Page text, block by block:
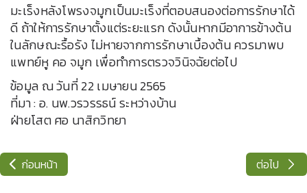
มะเร็งหลังโพรงจมูกเป็นมะเร็งที่ตอบสนองต่อการรักษาได้
ดี ถ้าให้การรักษาตั้งแต่ระยะแรก ดังนั้นหากมีอาการข้างต้น
ในลักษณะรื้อรัง ไม่หายจากการรักษาเบื้องต้น ควรมาพบ
แพทย์หู คอ จมูก เพื่อทำการตรวจวินิจฉัยต่อไป
ข้อมูล ณ วันที่ 22 เมษายน 2565
ที่มา : อ. นพ.วรวรรธน์ ระหว่างบ้าน
ฝ่ายโสต ศอ นาสิกวิทยา
ก่อนหน้า ต่อไป